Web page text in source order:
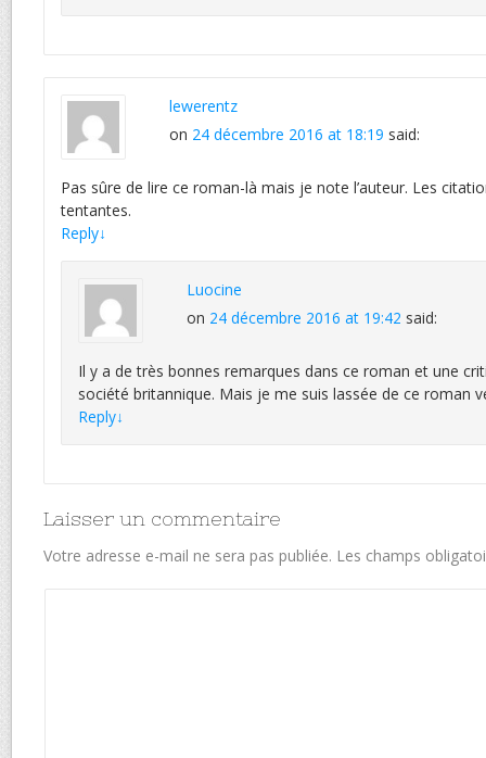
lewerentz
on 24 décembre 2016 at 18:19 said:
Pas sûre de lire ce roman-là mais je note l’auteur. Les
tentantes.
Reply↓
Luocine
on 24 décembre 2016 at 19:42 said:
Il y a de très bonnes remarques dans ce roman et une
société britannique. Mais je me suis lassée de ce roman
Reply↓
Laisser un commentaire
Votre adresse e-mail ne sera pas publiée. Les champs